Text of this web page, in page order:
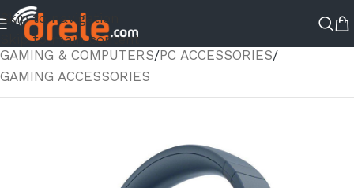
Skip to navigation
Skip to main content
ΑΡΧΙΚΉ ΣΕΛΊΔΑ/ΚΑΤΆΣΤΗΜΑ
GAMING & COMPUTERS/PC ACCESSORIES/
GAMING ACCESSORIES